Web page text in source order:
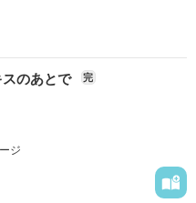
た。
平は
直ぐに告げてきた。
気持ちを隠すことなく
カー被害に
案してきて――。
まくいかなかった梅田美
ころ、日本人美青年と出会
となる。
ナイトした美青年と再会。
司にも関わらず、一族を離
内でも冷徹だと評判な社長
！
命じられた美桜は、猫の世
のあとで 完
ジ